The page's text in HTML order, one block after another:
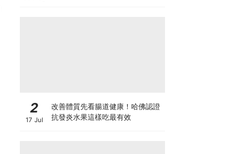
2
17 Jul
改善體質先看腸道健康！哈佛認證
抗發炎水果這樣吃最有效